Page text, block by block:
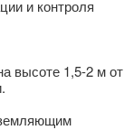
и контроля
высоте 1,5-2 м от